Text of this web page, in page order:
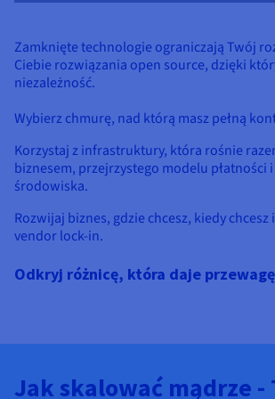
Zamknięte technologie ograniczają Twój
Ciebie rozwiązania open source, dzięki
niezależność.
Wybierz chmurę, nad którą masz pełną
Korzystaj z infrastruktury, która rośnie
biznesem, przejrzystego modelu płatności
środowiska.
Rozwijaj biznes, gdzie chcesz, kiedy chcesz
vendor lock-in.
Odkryj różnicę, która daje
Jak skalować mądrze -